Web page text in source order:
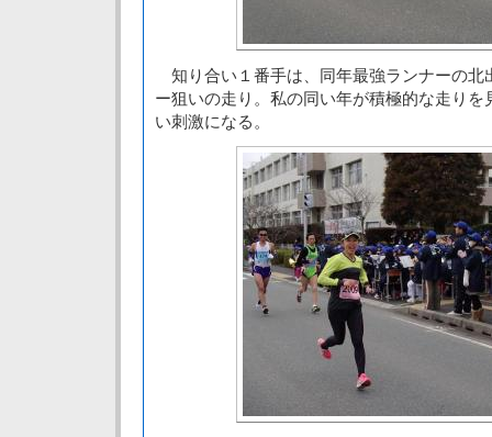
知り合い１番手は、同年最強ランナーの北
ー狙いの走り。私の同い年が積極的な走り
い刺激になる。